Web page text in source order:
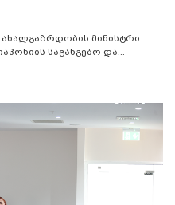
ახალგაზრდობის მინისტრი
საგანგებო და...